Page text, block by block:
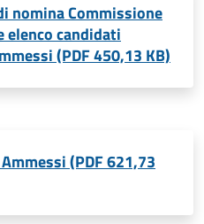
nomina Commissione
elenco candidati
(PDF 450,13 KB)
(PDF 621,73